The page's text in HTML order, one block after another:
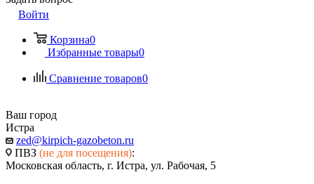
Войти
Корзина0
Избранные товары0
Сравнение товаров0
Ваш город
Истра
zed@kirpich-gazobeton.ru
ПВЗ (не для посещения):
Московская область, г. Истра, ул. Рабочая, 5